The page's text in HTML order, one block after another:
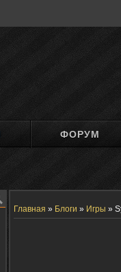
ФОРУМ
Главная » Блоги » Игры »